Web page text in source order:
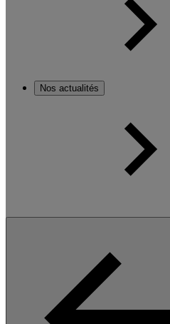
Nos actualités